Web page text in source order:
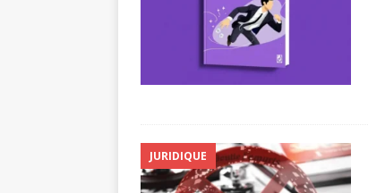
JURIDIQUE